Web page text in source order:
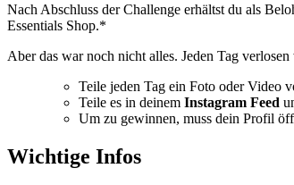
Nach Abschluss der Challenge erhältst du als
Essentials Shop.*
Aber das war noch nicht alles. Jeden Tag
Teile jeden Tag ein Foto oder Video
Teile es in deinem Instagram Feed
Um zu gewinnen, muss dein Profil
Wichtige Infos